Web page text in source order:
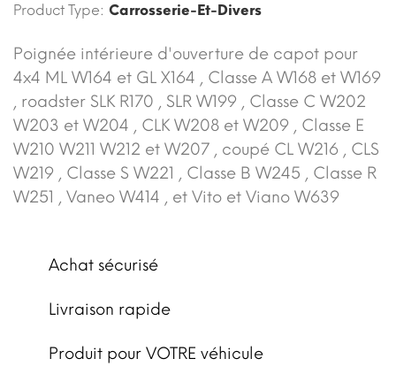
Product Type: Carrosserie-Et-Divers
Poignée intérieure d'ouverture de capot pour
4x4 ML W164 et GL X164 , Classe A W168 et W169
, roadster SLK R170 , SLR W199 , Classe C W202
W203 et W204 , CLK W208 et W209 , Classe E
W210 W211 W212 et W207 , coupé CL W216 , CLS
W219 , Classe S W221 , Classe B W245 , Classe R
W251 , Vaneo W414 , et Vito et Viano W639
Achat sécurisé
Livraison rapide
Produit pour VOTRE véhicule